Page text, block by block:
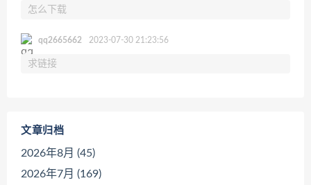
怎么下载
qq2665662 2023-07-30 21:23:56
求链接
文章归档
2026年8月 (45)
2026年7月 (169)